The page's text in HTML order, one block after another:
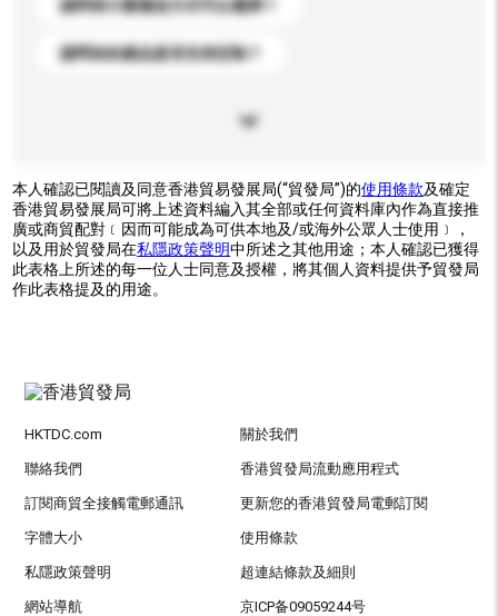
請問有什麼運送方式可以選擇？
請問你的產品是否支持定制？
本人確認已閱讀及同意香港貿易發展局(“貿發局”)的使用條款及確定
香港貿易發展局可將上述資料編入其全部或任何資料庫內作為直接推
廣或商貿配對﹝因而可能成為可供本地及/或海外公眾人士使用﹞，
以及用於貿發局在私隱政策聲明中所述之其他用途；本人確認已獲得
此表格上所述的每一位人士同意及授權，將其個人資料提供予貿發局
作此表格提及的用途。
HKTDC.com 關於我們
聯絡我們 香港貿發局流動應用程式
訂閱商貿全接觸電郵通訊 更新您的香港貿發局電郵訂閱
字體大小 使用條款
私隱政策聲明 超連結條款及細則
網站導航 京ICP备09059244号